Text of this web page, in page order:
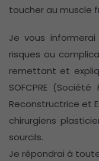
toucher au muscle
Je vous
risques ou
remettant et
SOFCPRE
Reconstructrice et
chirurgiens
sourcils.
Je répondrai à